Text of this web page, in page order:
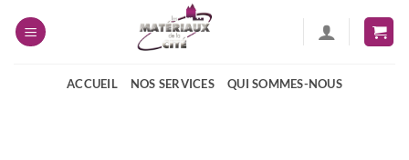
ACCUEIL NOS SERVICES QUI SOMMES-NOUS